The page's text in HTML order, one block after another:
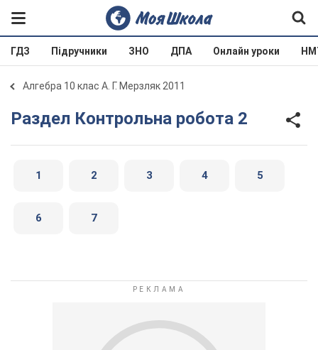
ГДЗ Підручники ЗНО ДПА Онлайн уроки
Алгебра 10 клас А. Г. Мерзляк 2011
Раздел Контрольна робота 2
1 2 3 4 5
6 7